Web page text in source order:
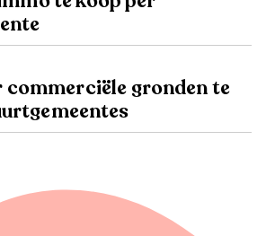
commerciële gronden te